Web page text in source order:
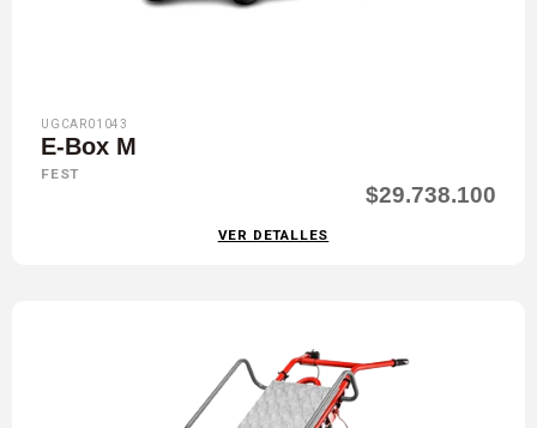
UGCAR01043
E-Box M
FEST
$29.738.100
VER DETALLES